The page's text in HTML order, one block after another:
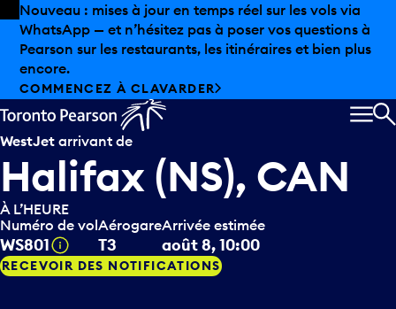
Skip to offers
Passer au contenu principal
Nouveau : mises à jour en temps réel sur les vols via
WhatsApp — et n’hésitez pas à poser vos questions à
Pearson sur les restaurants, les itinéraires et bien plus
encore.
COMMENCEZ À CLAVARDER
WestJet arrivant de
Halifax (NS), CAN
À L’HEURE
Numéro de vol
WS801 Infobulle
Aérogare
T3
Arrivée estimée
août 8, 10:00
RECEVOIR DES NOTIFICATIONS